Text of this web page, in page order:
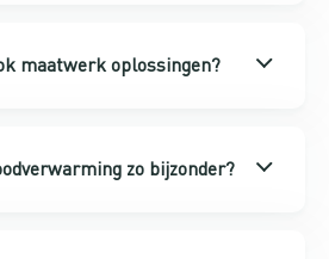
maatwerk oplossingen?
zo bijzonder?